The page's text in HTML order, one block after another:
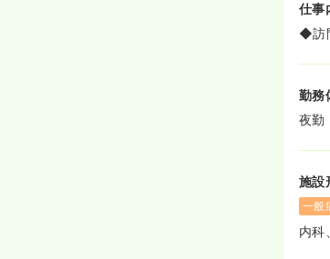
仕事
◆訪
勤務
夜勤
施設
一般
内科